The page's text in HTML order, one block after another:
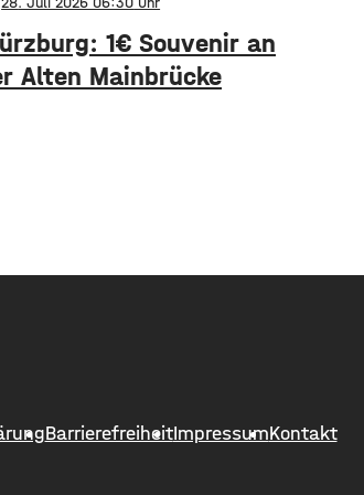
1€ Souvenir an
Alten Mainbrücke
BarrierefreiheitImpressumKontakt